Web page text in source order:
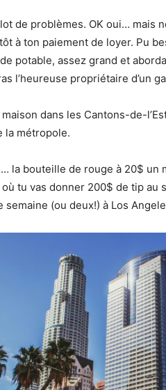
lot de problèmes. OK oui… mais
à ton paiement de loyer. Pu
potable, assez grand et
l’heureuse propriétaire d’un
dans les Cantons-de-
la métropole.
la bouteille de rouge à 20$ un
tu vas donner 200$ de tip au
semaine (ou deux!) à Los